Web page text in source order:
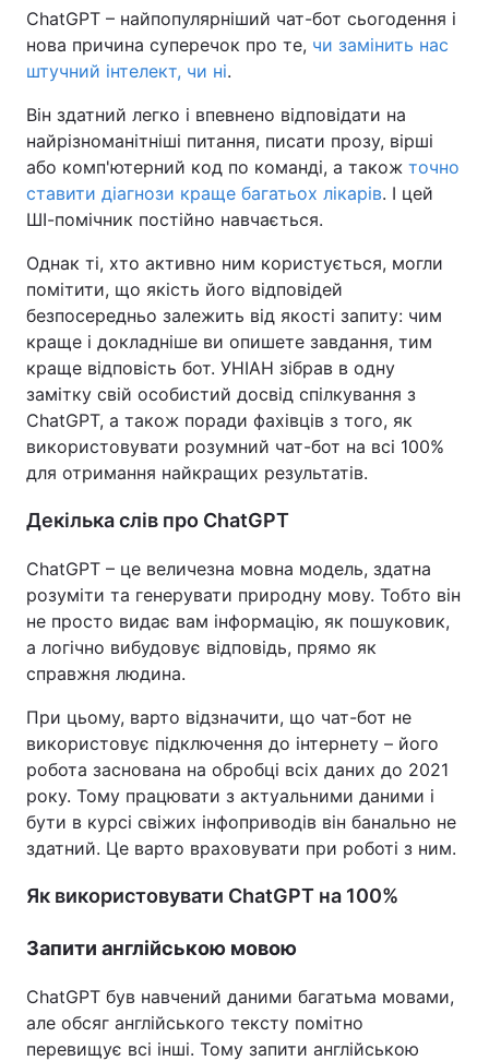
ChatGPT – найпопулярніший чат-бот сьогодення і
нова причина суперечок про те, чи замінить нас
штучний інтелект, чи ні.
Він здатний легко і впевнено відповідати на
найрізноманітніші питання, писати прозу, вірші
або комп'ютерний код по команді, а також точно
ставити діагнози краще багатьох лікарів. І цей
ШІ-помічник постійно навчається.
Однак ті, хто активно ним користується, могли
помітити, що якість його відповідей
безпосередньо залежить від якості запиту: чим
краще і докладніше ви опишете завдання, тим
краще відповість бот. УНІАН зібрав в одну
замітку свій особистий досвід спілкування з
ChatGPT, а також поради фахівців з того, як
використовувати розумний чат-бот на всі 100%
для отримання найкращих результатів.
Декілька слів про ChatGPT
ChatGPT – це величезна мовна модель, здатна
розуміти та генерувати природну мову. Тобто він
не просто видає вам інформацію, як пошуковик,
а логічно вибудовує відповідь, прямо як
справжня людина.
При цьому, варто відзначити, що чат-бот не
використовує підключення до інтернету – його
робота заснована на обробці всіх даних до 2021
року. Тому працювати з актуальними даними і
бути в курсі свіжих інфоприводів він банально не
здатний. Це варто враховувати при роботі з ним.
Як використовувати ChatGPT на 100%
Запити англійською мовою
ChatGPT був навчений даними багатьма мовами,
але обсяг англійського тексту помітно
перевищує всі інші. Тому запити англійською